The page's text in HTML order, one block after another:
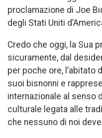
proclamazione di Joe
degli Stati Uniti
Credo che oggi, la Sua
sicuramente, dal
per poche ore, l’abitato
suoi bisnonni e
internazionale al senso
culturale legata alle
che nessuno di noi